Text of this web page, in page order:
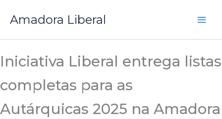
para
conteúdo
Amadora Liberal
Iniciativa Liberal entrega listas
completas para as
Autárquicas 2025 na Amadora